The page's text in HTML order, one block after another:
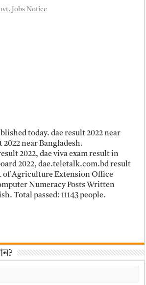
রেজাল্ট ২০২৫ – HSC Result 2025 Mymensingh
Jobs Notice
today. dae result 2022 near
near Bangladesh.
2022, dae viva exam result in
2022, dae.teletalk.com.bd result
of Agriculture Extension Office
Numeracy Posts Written
Total passed: 11143 people.